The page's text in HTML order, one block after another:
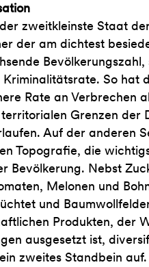
zweitkleinste Staat
der am dichtest
So hat
Rate an Verbrechen
Grenzen der
Auf der anderen
Topografie, die
Bevölkerung. Nebst
Melonen und
und
Produkten, der
ausgesetzt ist,
zweites Standbein